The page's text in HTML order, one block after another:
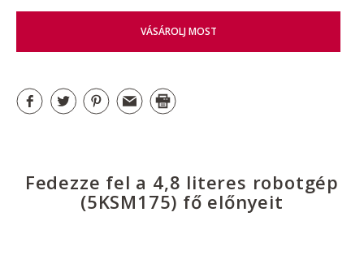
VÁSÁROLJ MOST
Fedezze fel a 4,8 literes robotgép
(5KSM175) fő előnyeit